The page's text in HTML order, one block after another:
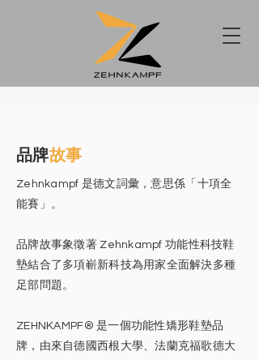
​品牌故事
Zehnkampf 是德文詞彙，意思係「十項全
能賽」。
品牌故事象徵著 Zehnkampf 功能性科技鞋
墊結合了多項嶄新科技為用家全面解決多種
足部問題。
ZEHNKAMPF® 是一個功能性矯形鞋墊品
牌，由來自德國西根大學、法蘭克福歌德大